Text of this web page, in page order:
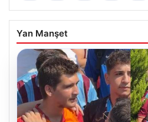
Yan Manşet